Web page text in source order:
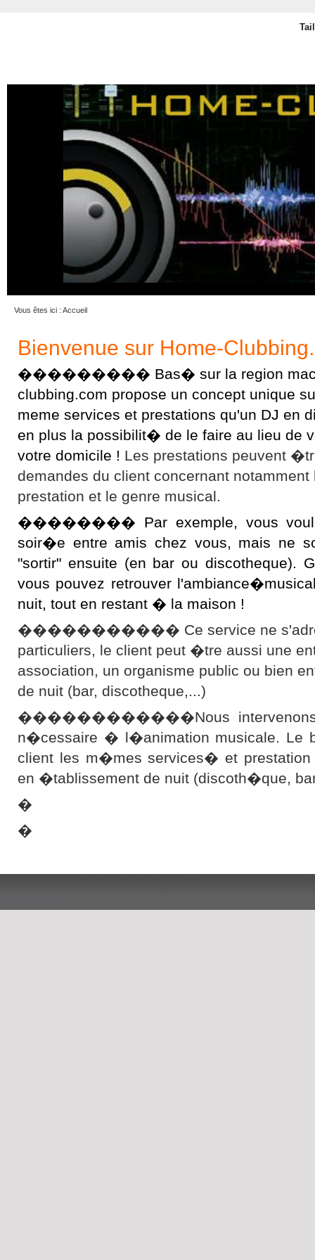
Vous êtes ici : Accueil
Bienvenue sur Home-
��������� Bas� sur la region
clubbing.com propose un concept unique
meme services et prestations qu'un DJ en
en plus la possibilit� de le faire au lieu de
votre domicile ! Les prestations peuvent
demandes du client concernant
prestation et le genre musical.
�������� Par exemple, vous
soir�e entre amis chez vous, mais ne
"sortir" ensuite (en bar ou discotheque).
vous pouvez retrouver
nuit, tout en restant � la maison !
����������� Ce service ne
particuliers, le client peut �tre aussi une
association, un organisme public ou bien
de nuit (bar, discotheque,...)
������������Nous intervenons
n�cessaire � l�animation musicale. Le
client les m�mes services� et
en �tablissement de nuit (discoth�que,
�
�